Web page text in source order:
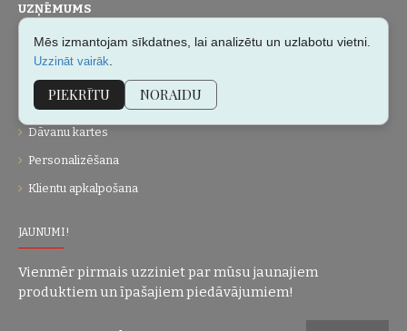
UZŅĒMUMS
Par mums
Vietnes karte
Dāvanu kartes
Personalizēšana
Klientu apkalpošana
JAUNUMI!
Vienmēr pirmais uzziniet par mūsu jaunajiem
produktiem un īpašajiem piedāvājumiem!
Mēs izmantojam sīkdatnes, lai analizētu un uzlabotu vietni.
Uzzināt vairāk
PIEKRĪTU NORAIDU